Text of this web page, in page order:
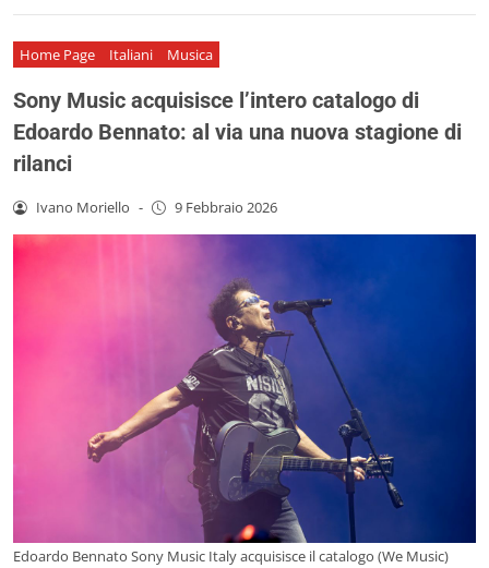
Home Page Italiani Musica
Sony Music acquisisce l’intero catalogo di
Edoardo Bennato: al via una nuova stagione di
rilanci
Ivano Moriello - 9 Febbraio 2026
Edoardo Bennato Sony Music Italy acquisisce il catalogo (We Music)